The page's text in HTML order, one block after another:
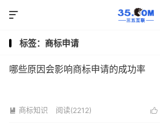

标签：商标申请
哪些原因会影响商标申请的成功率
 商标知识 阅读(2212) 